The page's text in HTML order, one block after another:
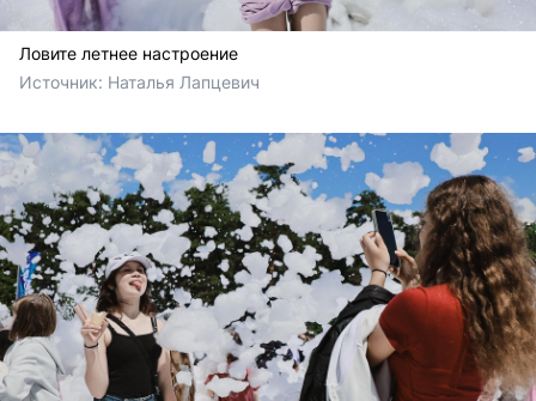
Ловите летнее настроение
Источник: Наталья Лапцевич